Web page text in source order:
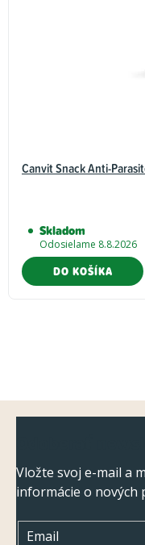
Canvit Snack Anti-
Skladom
Odosielame 8.8.2026
DO KOŠÍKA
Vložte svoj e-mail a
informácie o nových
Email